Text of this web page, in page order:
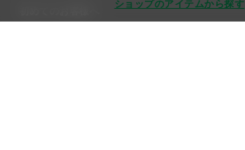
ショップのアイテムから探す